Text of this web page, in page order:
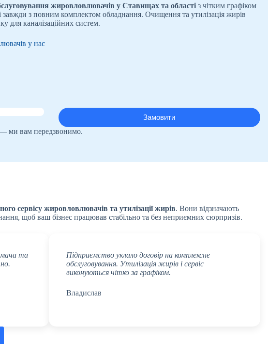
жировловлювачів у Ставищах та областіз чітким графіком
з повним комплектом обладнання. Очищення та утилізація жирів
для каналізаційних систем.
у нас
— ми вам передзвонимо.
сервісу жировловлювачів та утилізації жирів. Вони відзначають
щоб ваш бізнес працював стабільно та без неприємних сюрпризів.
та
Підприємство уклало договір на комплексне
обслуговування. Утилізація жирів і сервіс
виконуються чітко за графіком.
Владислав